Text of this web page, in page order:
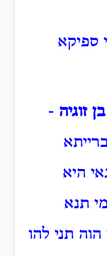
ספיקא
זוגיה -
היא
תנא
תני להו